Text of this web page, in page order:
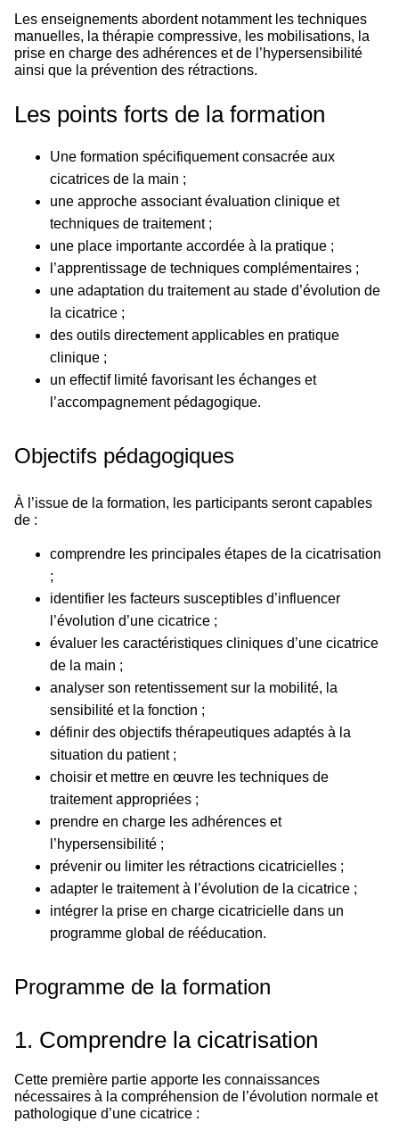
Les enseignements abordent notamment les techniques
manuelles, la thérapie compressive, les mobilisations, la
prise en charge des adhérences et de l’hypersensibilité
ainsi que la prévention des rétractions.
Les points forts de la formation
Une formation spécifiquement consacrée aux
cicatrices de la main ;
une approche associant évaluation clinique et
techniques de traitement ;
une place importante accordée à la pratique ;
l’apprentissage de techniques complémentaires ;
une adaptation du traitement au stade d’évolution de
la cicatrice ;
des outils directement applicables en pratique
clinique ;
un effectif limité favorisant les échanges et
l’accompagnement pédagogique.
Objectifs pédagogiques
À l’issue de la formation, les participants seront capables
de :
comprendre les principales étapes de la cicatrisation
;
identifier les facteurs susceptibles d’influencer
l’évolution d’une cicatrice ;
évaluer les caractéristiques cliniques d’une cicatrice
de la main ;
analyser son retentissement sur la mobilité, la
sensibilité et la fonction ;
définir des objectifs thérapeutiques adaptés à la
situation du patient ;
choisir et mettre en œuvre les techniques de
traitement appropriées ;
prendre en charge les adhérences et
l’hypersensibilité ;
prévenir ou limiter les rétractions cicatricielles ;
adapter le traitement à l’évolution de la cicatrice ;
intégrer la prise en charge cicatricielle dans un
programme global de rééducation.
Programme de la formation
1. Comprendre la cicatrisation
Cette première partie apporte les connaissances
nécessaires à la compréhension de l’évolution normale et
pathologique d’une cicatrice :